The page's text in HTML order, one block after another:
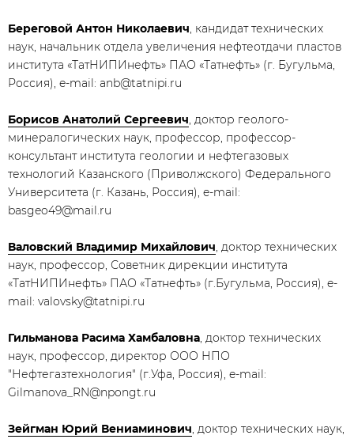
Береговой Антон Николаевич, кандидат технических
наук, начальник отдела увеличения нефтеотдачи пластов
института «ТатНИПИнефть» ПАО «Татнефть» (г. Бугульма,
Россия), e-mail: anb@tatnipi.ru
Борисов Анатолий Сергеевич, доктор геолого-
минералогических наук, профессор, профессор-
консультант института геологии и нефтегазовых
технологий Казанского (Приволжского) Федерального
Университета (г. Казань, Россия), e-mail:
basgeo49@mail.ru
Валовский Владимир Михайлович, доктор технических
наук, профессор, Советник дирекции института
«ТатНИПИнефть» ПАО «Татнефть» (г.Бугульма, Россия), e-
mail: valovsky@tatnipi.ru
Гильманова Расима Хамбаловна, доктор технических
наук, профессор, директор ООО НПО
"Нефтегазтехнология" (г.Уфа, Россия), e-mail:
Gilmanova_RN@npongt.ru
Зейгман Юрий Вениаминович, доктор технических наук,